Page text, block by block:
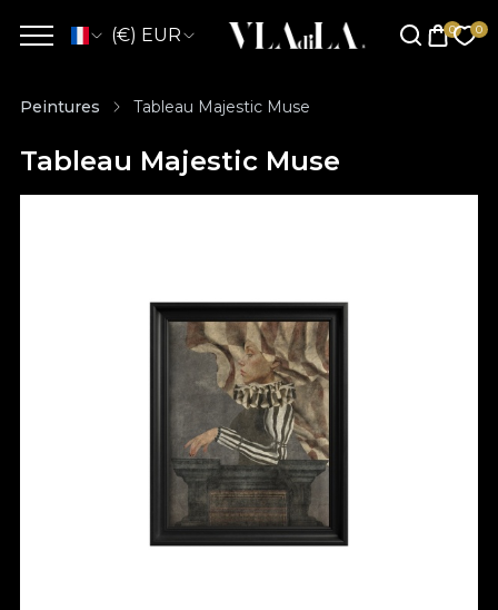
(€) EUR
Peintures Tableau Majestic Muse
Tableau Majestic Muse